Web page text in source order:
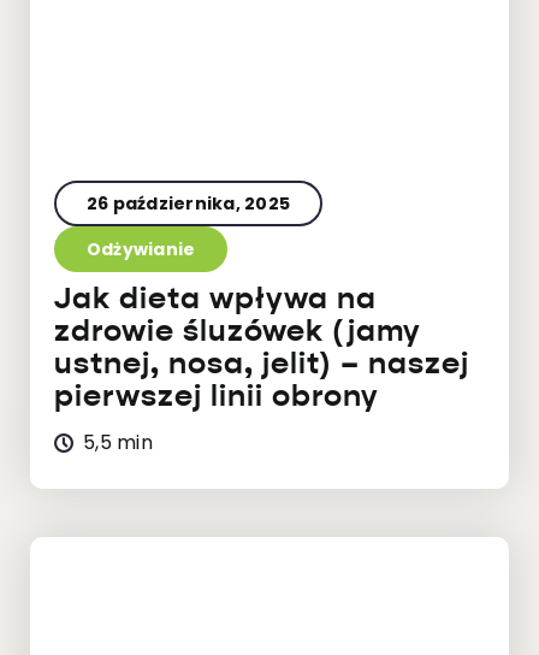
26 października, 2025
Odżywianie
Jak dieta wpływa na
zdrowie śluzówek (jamy
ustnej, nosa, jelit) – naszej
pierwszej linii obrony
5,5 min